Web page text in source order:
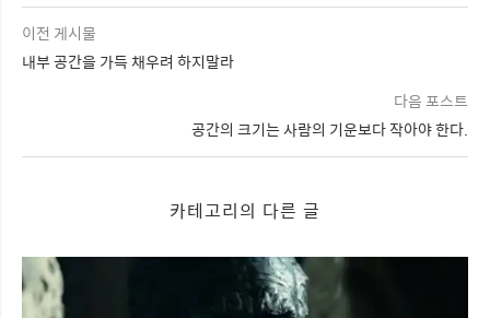
이전 게시물
내부 공간을 가득 채우려 하지말라
다음 포스트
공간의 크기는 사람의 기운보다 작아야 한다.
카테고리의 다른 글